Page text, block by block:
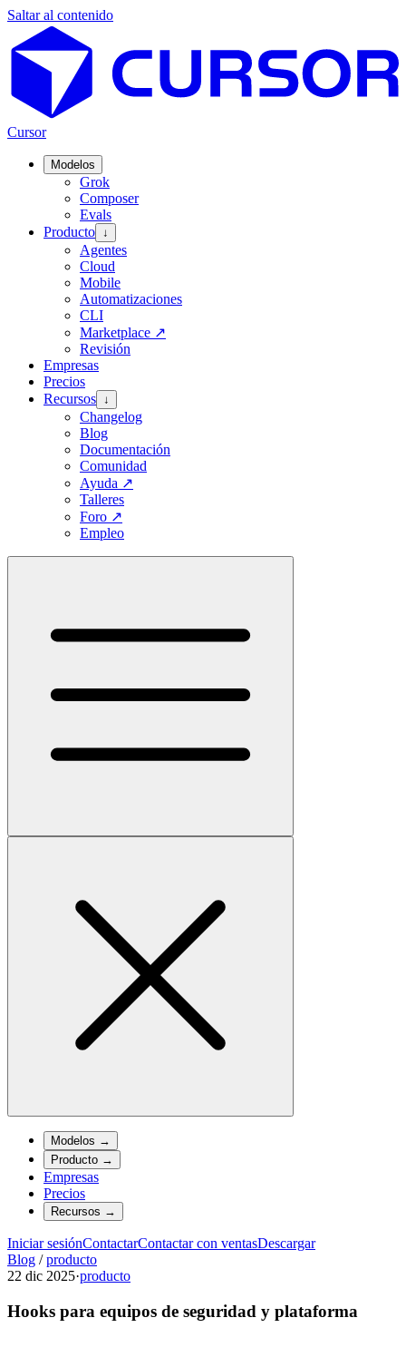
Saltar al contenido
Cursor
Modelos
Grok
Composer
Evals
Producto ↓
Agentes
Cloud
Mobile
Automatizaciones
CLI
Marketplace ↗
Revisión
Empresas
Precios
Recursos ↓
Changelog
Blog
Documentación
Comunidad
Ayuda ↗
Talleres
Foro ↗
Empleo
Modelos →
Producto →
Empresas
Precios
Recursos →
Iniciar sesiónContactarContactar con ventasDescargar
Blog / producto
22 dic 2025·producto
Hooks para equipos de seguridad y plataforma